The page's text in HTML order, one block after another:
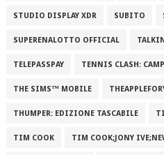
STUDIO DISPLAY XDR SUBITO
SUPERENALOTTO OFFICIAL
TELEPASSPAY TENNIS CLASH:
THE SIMS™ MOBILE
THUMPER: EDIZIONE TASCABILE
TIM COOK TIM COOK;JONY